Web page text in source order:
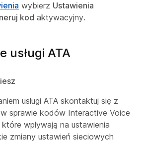
wybierz Ustawienia
kod aktywacyjny.
usługi ATA
usługi ATA skontaktuj się z
sprawie kodów Interactive Voice
wpływają na ustawienia
zmiany ustawień sieciowych